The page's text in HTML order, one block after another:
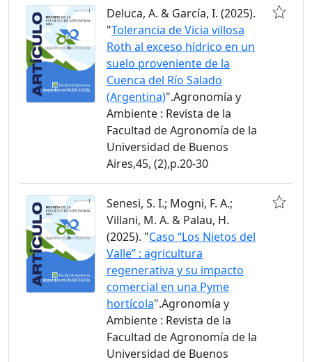
Deluca, A. & García, I. (2025).
"Tolerancia de Vicia villosa
Roth al exceso hídrico en un
suelo proveniente de la
Cuenca del Río Salado
(Argentina)".Agronomía y
Ambiente : Revista de la
Facultad de Agronomía de la
Universidad de Buenos
Aires,45, (2),p.20-30
Senesi, S. I.; Mogni, F. A.;
Villani, M. A. & Palau, H.
(2025). "Caso “Los Nietos del
Valle” : agricultura
regenerativa y su impacto
comercial en una Pyme
hortícola".Agronomía y
Ambiente : Revista de la
Facultad de Agronomía de la
Universidad de Buenos